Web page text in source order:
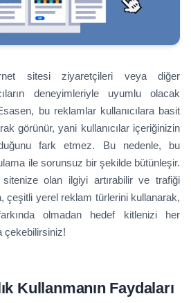
sitesi ziyaretçileri veya diğer
deneyimleriyle uyumlu olacak
bu reklamlar kullanıcılara basit
görünür, yani kullanıcılar içeriğinizin
fark etmez. Bu nedenle, bu
ile sorunsuz bir şekilde bütünleşir.
olan ilgiyi artırabilir ve trafiği
çeşitli yerel reklam türlerini kullanarak,
olmadan hedef kitlenizi her
çekebilirsiniz!
Kullanmanın Faydaları